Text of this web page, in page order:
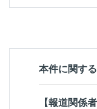
本件に関す
【報道関係